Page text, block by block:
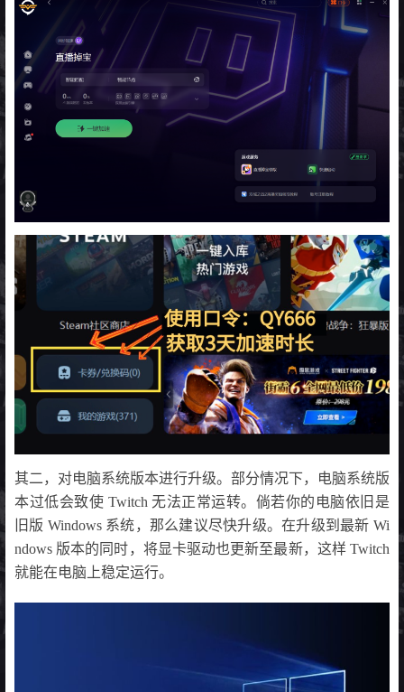
其二，对电脑系统版本进行升级。部分情况下，电脑系统版
本过低会致使 Twitch 无法正常运转。倘若你的电脑依旧是
旧版 Windows 系统，那么建议尽快升级。在升级到最新 Wi
ndows 版本的同时，将显卡驱动也更新至最新，这样 Twitch
就能在电脑上稳定运行。